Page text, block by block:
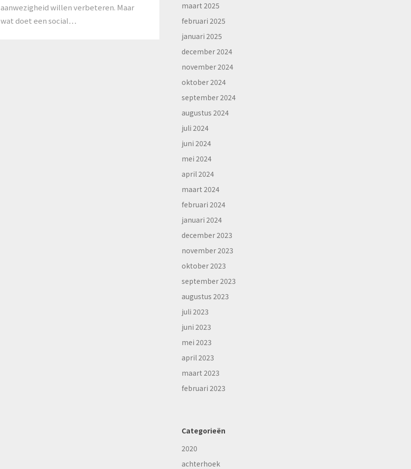
aanwezigheid willen verbeteren. Maar
wat doet een social…
maart 2025
februari 2025
januari 2025
december 2024
november 2024
oktober 2024
september 2024
augustus 2024
juli 2024
juni 2024
mei 2024
april 2024
maart 2024
februari 2024
januari 2024
december 2023
november 2023
oktober 2023
september 2023
augustus 2023
juli 2023
juni 2023
mei 2023
april 2023
maart 2023
februari 2023
Categorieën
2020
achterhoek